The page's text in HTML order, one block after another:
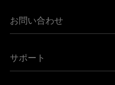
アフリカ向けeSIM
すべての目的地を見る
Jeep向けUbigi
Mini向けUbigi
Maserati向けUbigi
Ubigi関連プレス
Ubigiアプリ
お問い合わせ
アフェリエイトプログラム
サポート